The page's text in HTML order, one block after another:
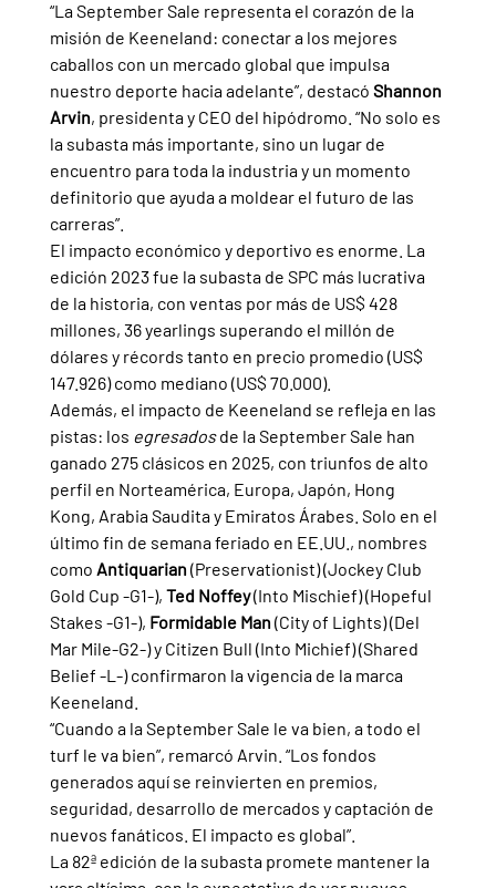
“La September Sale representa el corazón de la
misión de Keeneland: conectar a los mejores
caballos con un mercado global que impulsa
nuestro deporte hacia adelante”, destacó Shannon
Arvin, presidenta y CEO del hipódromo. “No solo es
la subasta más importante, sino un lugar de
encuentro para toda la industria y un momento
definitorio que ayuda a moldear el futuro de las
carreras”.
El impacto económico y deportivo es enorme. La
edición 2023 fue la subasta de SPC más lucrativa
de la historia, con ventas por más de US$ 428
millones, 36 yearlings superando el millón de
dólares y récords tanto en precio promedio (US$
147.926) como mediano (US$ 70.000).
Además, el impacto de Keeneland se refleja en las
pistas: los egresados de la September Sale han
ganado 275 clásicos en 2025, con triunfos de alto
perfil en Norteamérica, Europa, Japón, Hong
Kong, Arabia Saudita y Emiratos Árabes. Solo en el
último fin de semana feriado en EE.UU., nombres
como Antiquarian (Preservationist) (Jockey Club
Gold Cup -G1-), Ted Noffey (Into Mischief) (Hopeful
Stakes -G1-), Formidable Man (City of Lights) (Del
Mar Mile-G2-) y Citizen Bull (Into Michief) (Shared
Belief -L-) confirmaron la vigencia de la marca
Keeneland.
“Cuando a la September Sale le va bien, a todo el
turf le va bien”, remarcó Arvin. “Los fondos
generados aquí se reinvierten en premios,
seguridad, desarrollo de mercados y captación de
nuevos fanáticos. El impacto es global”.
La 82ª edición de la subasta promete mantener la